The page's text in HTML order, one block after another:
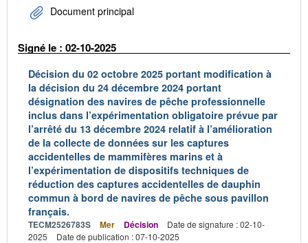
Document principal
Signé le : 02-10-2025
Décision du 02 octobre 2025 portant modification à
la décision du 24 décembre 2024 portant
désignation des navires de pêche professionnelle
inclus dans l’expérimentation obligatoire prévue par
l’arrêté du 13 décembre 2024 relatif à l’amélioration
de la collecte de données sur les captures
accidentelles de mammifères marins et à
l’expérimentation de dispositifs techniques de
réduction des captures accidentelles de dauphin
commun à bord de navires de pêche sous pavillon
français.
TECM2526783S Mer Décision
Date de signature : 02-10-
2025
Date de publication : 07-10-2025